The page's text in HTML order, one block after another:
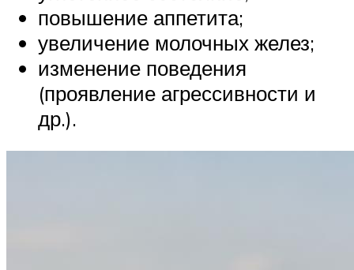
повышение аппетита;
увеличение молочных желез;
изменение поведения
(проявление агрессивности и
др.).